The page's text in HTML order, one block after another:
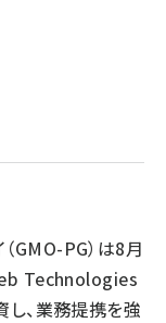
GMO-PG）は8月
Technologies
し、業務提携を強